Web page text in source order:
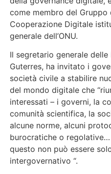
come membro del
Cooperazione Digitale
generale dell’ONU.
Il segretario generale
Guterres, ha invitato i
società civile a stabilire
del mondo digitale che
interessati – i governi, la
comunità scientifica, la
alcune norme, alcuni
burocratiche o
questo non può essere
intergovernativo “.